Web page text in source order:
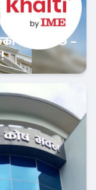
रिपोर्ट भन्छ –